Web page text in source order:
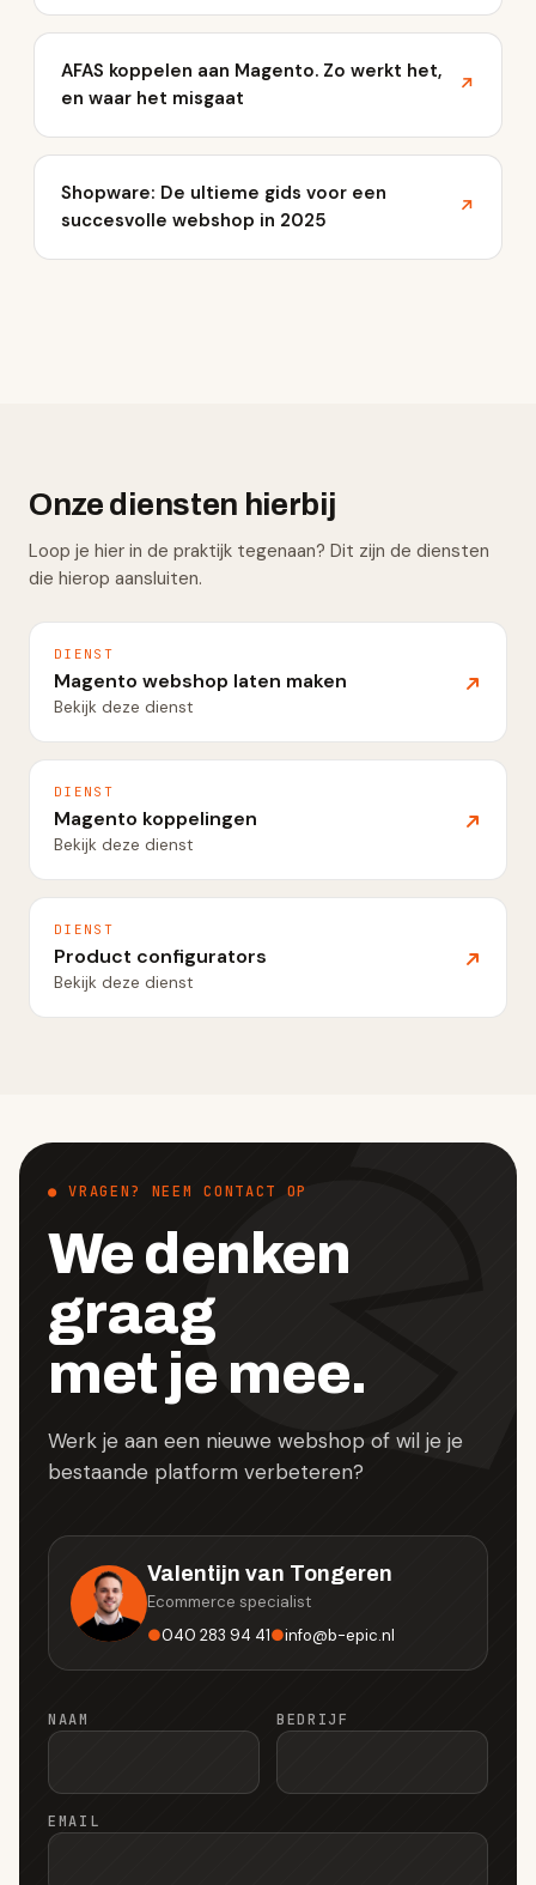
AFAS koppelen aan Magento. Zo werkt het,
en waar het misgaat
↗
Shopware: De ultieme gids voor een
succesvolle webshop in 2025
↗
Onze diensten hierbij
Loop je hier in de praktijk tegenaan? Dit zijn de diensten
die hierop aansluiten.
DIENST
Magento webshop laten maken
Bekijk deze dienst
DIENST
Magento koppelingen
Bekijk deze dienst
DIENST
Product configurators
Bekijk deze dienst
● VRAGEN? NEEM CONTACT OP
We denken
graag
met je mee.
Werk je aan een nieuwe webshop of wil je je
bestaande platform verbeteren?
Valentijn van Tongeren
Ecommerce specialist
●040 283 94 41●info@b-epic.nl
NAAM BEDRIJF
EMAIL